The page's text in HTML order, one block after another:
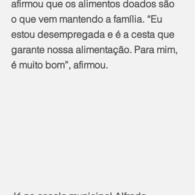
afirmou que os alimentos doados são
o que vem mantendo a família. “Eu
estou desempregada e é a cesta que
garante nossa alimentação. Para mim,
é muito bom”, afirmou.